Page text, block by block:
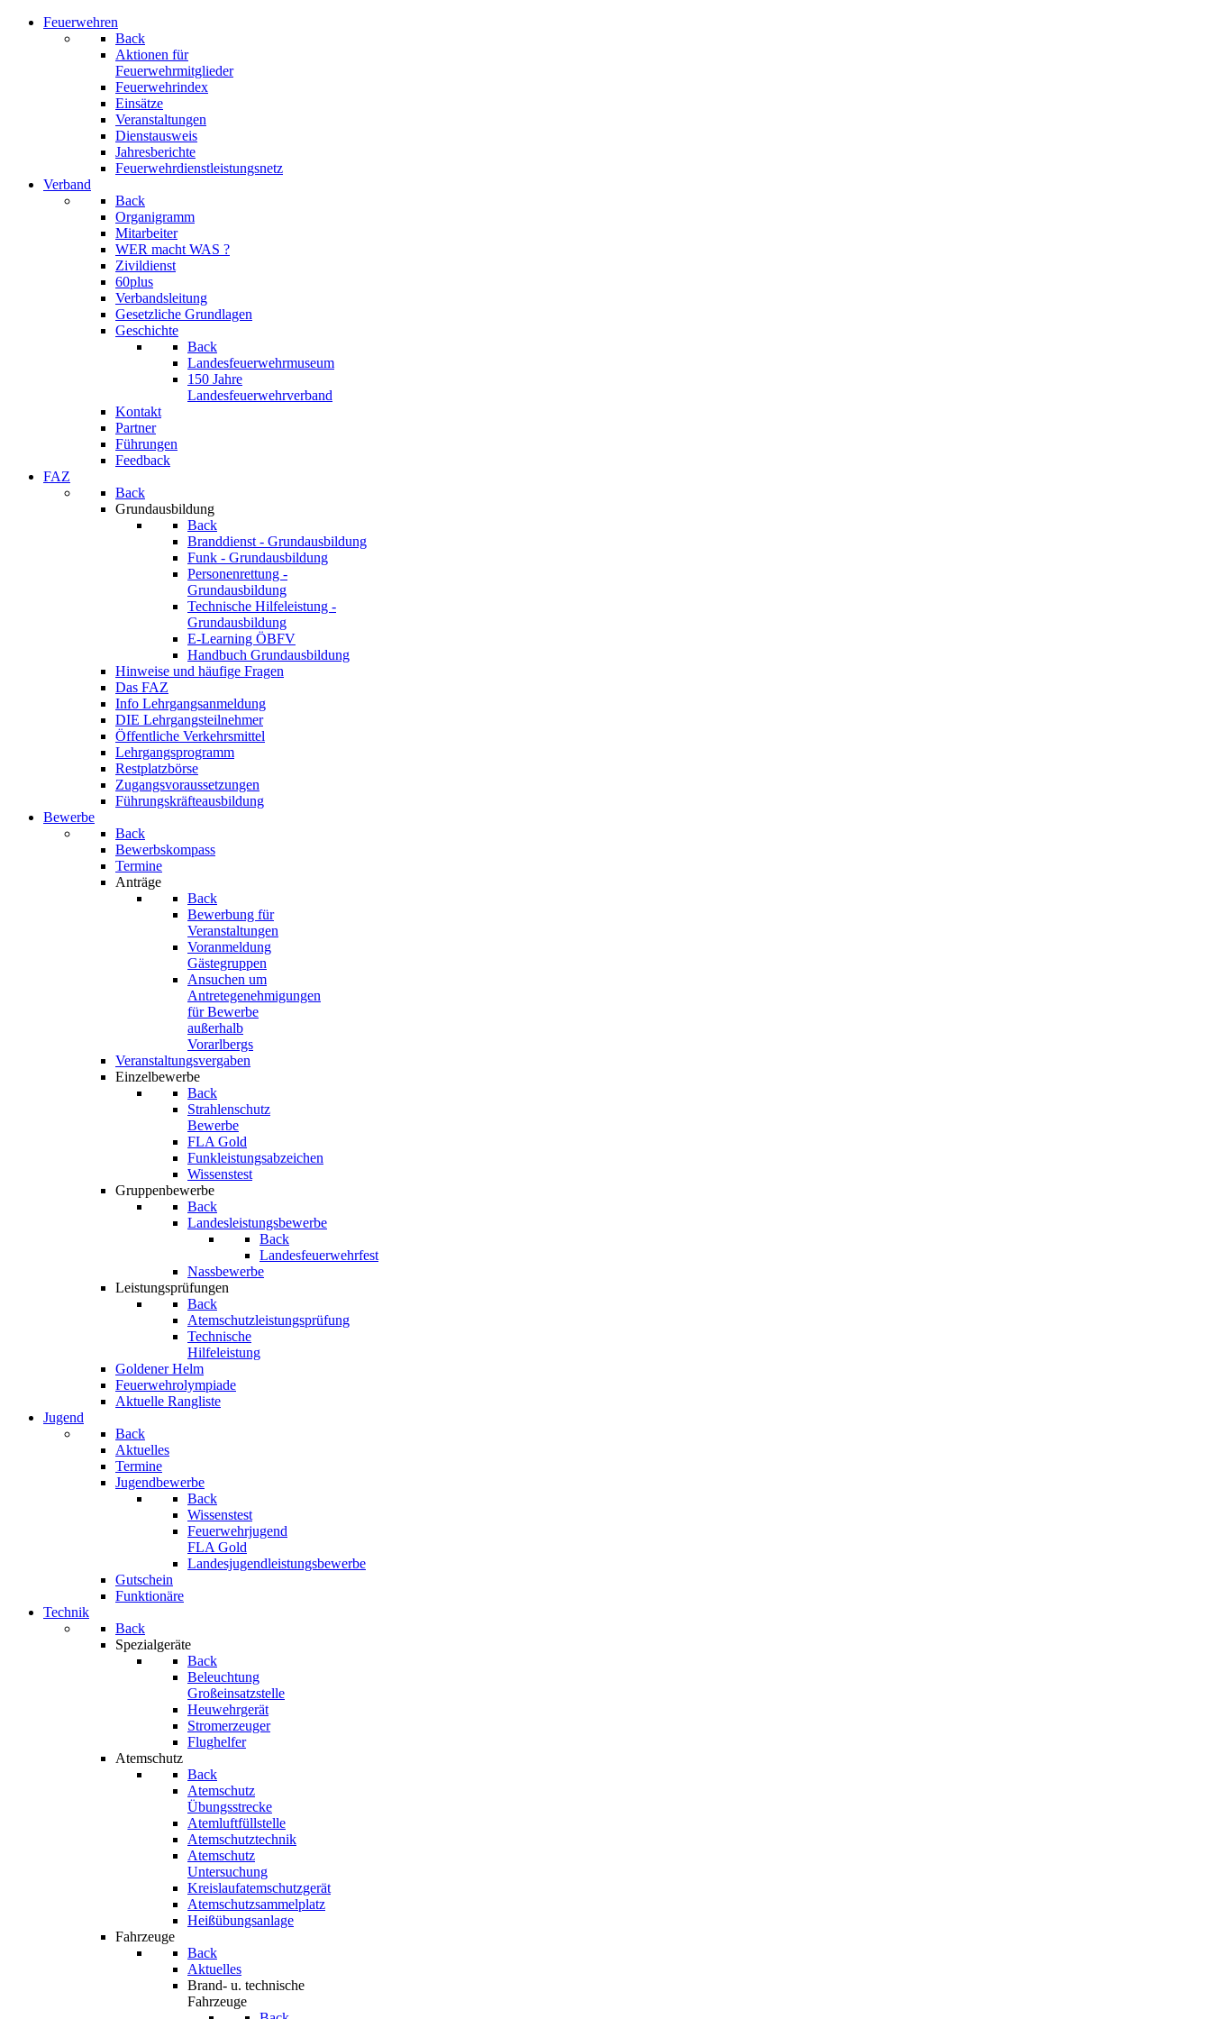
Feuerwehren
Back
Aktionen für
Feuerwehrmitglieder
Feuerwehrindex
Einsätze
Veranstaltungen
Dienstausweis
Jahresberichte
Feuerwehrdienstleistungsnetz
Verband
Back
Organigramm
Mitarbeiter
WER macht WAS ?
Zivildienst
60plus
Verbandsleitung
Gesetzliche Grundlagen
Geschichte
Back
Landesfeuerwehrmuseum
150 Jahre
Landesfeuerwehrverband
Kontakt
Partner
Führungen
Feedback
FAZ
Back
Grundausbildung
Back
Branddienst - Grundausbildung
Funk - Grundausbildung
Personenrettung -
Grundausbildung
Technische Hilfeleistung -
Grundausbildung
E-Learning ÖBFV
Handbuch Grundausbildung
Hinweise und häufige Fragen
Das FAZ
Info Lehrgangsanmeldung
DIE Lehrgangsteilnehmer
Öffentliche Verkehrsmittel
Lehrgangsprogramm
Restplatzbörse
Zugangsvoraussetzungen
Führungskräfteausbildung
Bewerbe
Back
Bewerbskompass
Termine
Anträge
Back
Bewerbung für
Veranstaltungen
Voranmeldung
Gästegruppen
Ansuchen um
Antretegenehmigungen
für Bewerbe
außerhalb
Vorarlbergs
Veranstaltungsvergaben
Einzelbewerbe
Back
Strahlenschutz
Bewerbe
FLA Gold
Funkleistungsabzeichen
Wissenstest
Gruppenbewerbe
Back
Landesleistungsbewerbe
Back
Landesfeuerwehrfest
Nassbewerbe
Leistungsprüfungen
Back
Atemschutzleistungsprüfung
Technische
Hilfeleistung
Goldener Helm
Feuerwehrolympiade
Aktuelle Rangliste
Jugend
Back
Aktuelles
Termine
Jugendbewerbe
Back
Wissenstest
Feuerwehrjugend
FLA Gold
Landesjugendleistungsbewerbe
Gutschein
Funktionäre
Technik
Back
Spezialgeräte
Back
Beleuchtung
Großeinsatzstelle
Heuwehrgerät
Stromerzeuger
Flughelfer
Atemschutz
Back
Atemschutz
Übungsstrecke
Atemluftfüllstelle
Atemschutztechnik
Atemschutz
Untersuchung
Kreislaufatemschutzgerät
Atemschutzsammelplatz
Heißübungsanlage
Fahrzeuge
Back
Aktuelles
Brand- u. technische
Fahrzeuge